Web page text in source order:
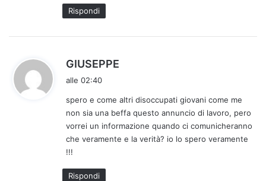
Rispondi
GIUSEPPE
e
t
t
o
alle 02:40
spero e come altri disoccupati giovani come me
non sia una beffa questo annuncio di lavoro, pero
vorrei un informazione quando ci comunicheranno
che veramente e la verità? io lo spero veramente
!!!
Rispondi